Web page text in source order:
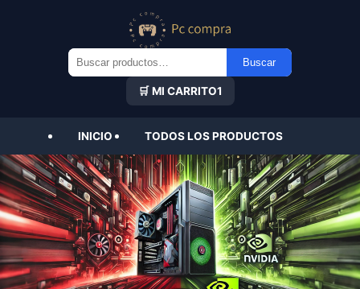
Buscar
por:
Buscar
🛒 MI CARRITO1
INICIO TODOS LOS PRODUCTOS